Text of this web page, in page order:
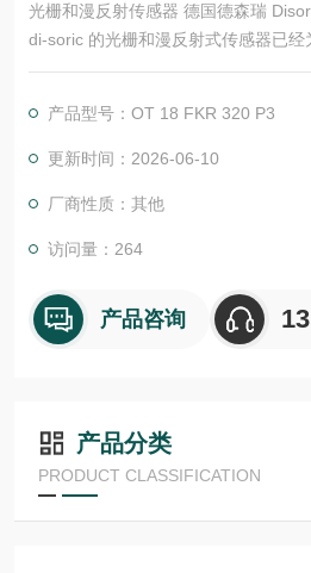
光栅和漫反射传感器 德国德森瑞
di-soric 的光栅和漫反射式传感器已经
领域开发了多种型号和功能原理。这
器.LHT 41 M 0.2 G3-T3
产品型号：OT 18 FKR 320 P3
更新时间：2026-06-10
厂商性质：其他
访问量：264
产品咨询
产品分类
PRODUCT CLASSIFICATION